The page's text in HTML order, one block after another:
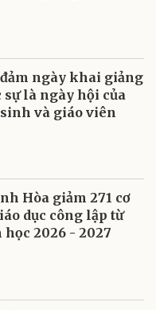
đảm ngày khai giảng
sự là ngày hội của
và giáo viên
Hòa giảm 271 cơ
dục công lập từ
học 2026 - 2027